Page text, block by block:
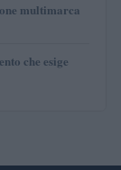
multimarca
che esige